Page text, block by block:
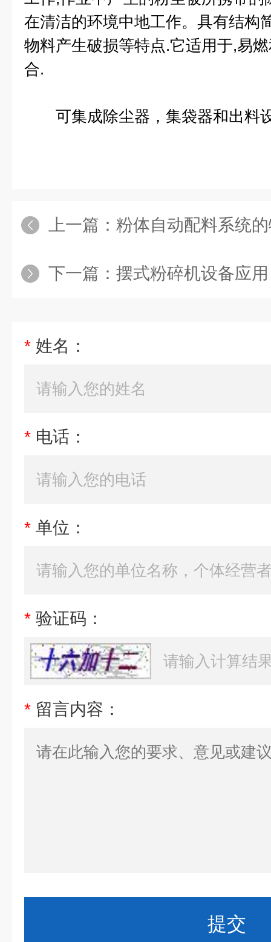
在清洁的环境中地工作。具有结构
物料产生破损等特点.它适用于,易
合.
可集成除尘器，集袋器和出料
上一篇： 粉体自动配料系统
下一篇： 摆式粉碎机设备应用
* 姓名：
* 电话：
* 单位：
* 验证码：
* 留言内容：